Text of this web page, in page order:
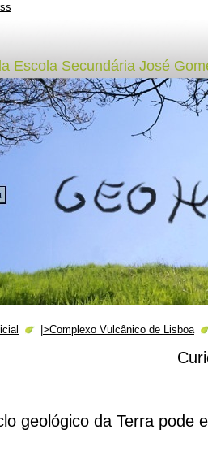
Escola Secundária José
|>Complexo Vulcânico de Lisboa
geológico da Terra pode